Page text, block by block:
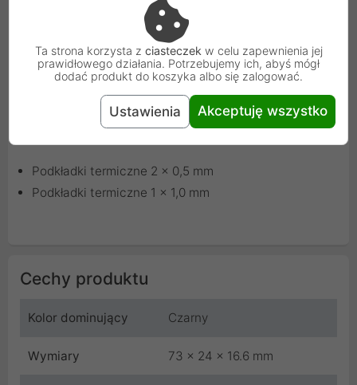
Wszystkie potrzebne akcesoria znajdują się w pakiecie
produktu, a instalacja jest bardzo prosta i szybka.
Akcesoria w zestawie:
Podkładki termiczne 2 x 0,5 mm
Podkładki termiczne 1 x 1,0 mm
Cechy produktu
Kolor dominujący Czarny
Wymiary 73 x 24 x 16.6 mm
Ta strona korzysta z ciasteczek w celu zapewnienia jej
prawidłowego działania. Potrzebujemy ich, abyś mógł
dodać produkt do koszyka albo się zalogować.
Ustawienia Akceptuję wszystko